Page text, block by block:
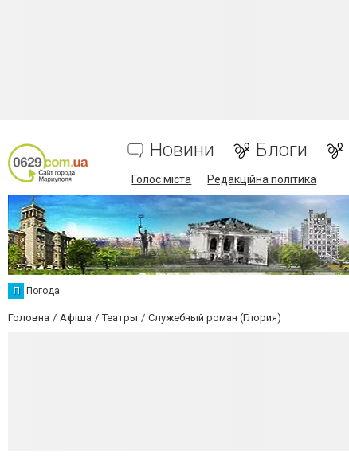
Новини Блоги
Голос міста Редакційна політика
П Погода
Головна Афіша Театры Служебный роман (Глория)